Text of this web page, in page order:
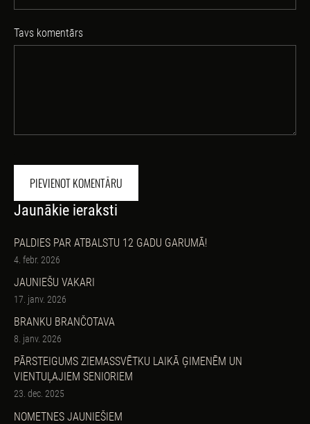
Jaunākie ieraksti
PALDIES PAR ATBALSTU 12 GADU GARUMĀ!
4. febr. 2026
JAUNIEŠU VAKARI
17. janv. 2026
BRANKU BRANČOTAVA
8. janv. 2026
PĀRSTEIGUMS ZIEMASSVĒTKU LAIKĀ ĢIMENĒM UN
VIENTUĻAJIEM SENIORIEM
23. dec. 2025
NOMETNES JAUNIEŠIEM
Tavs komentārs